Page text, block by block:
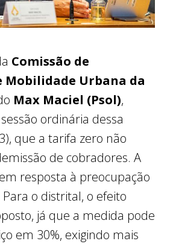
Comissão de
Mobilidade Urbana da
Max Maciel (Psol),
ordinária dessa
que a tarifa zero não
de cobradores. A
resposta à preocupação
o distrital, o efeito
já que a medida pode
em 30%, exigindo mais